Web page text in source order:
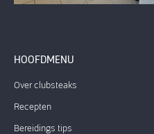
HOOFDMENU
Over clubsteaks
Recepten
Bereidings tips